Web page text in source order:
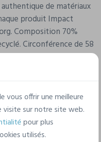
de matériaux
produit Impact
Composition 70%
Circonférence de 58
vous offrir une meilleure
visite sur notre site web.
pour plus
utilisés.